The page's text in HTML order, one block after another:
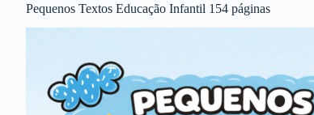
Pequenos Textos Educação Infantil 154 páginas